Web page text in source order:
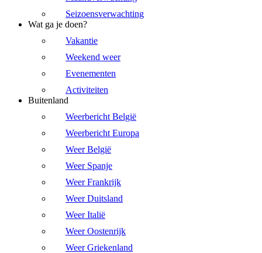
Seizoensverwachting
Wat ga je doen?
Vakantie
Weekend weer
Evenementen
Activiteiten
Buitenland
Weerbericht België
Weerbericht Europa
Weer België
Weer Spanje
Weer Frankrijk
Weer Duitsland
Weer Italië
Weer Oostenrijk
Weer Griekenland